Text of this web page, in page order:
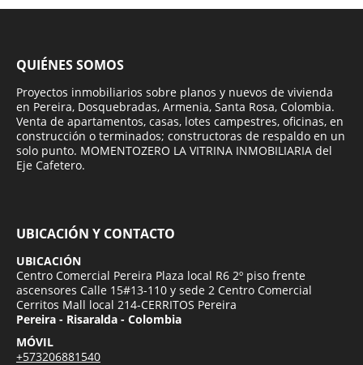
QUIÉNES SOMOS
Proyectos inmobiliarios sobre planos y nuevos de vivienda
en Pereira, Dosquebradas, Armenia, Santa Rosa, Colombia.
Venta de apartamentos, casas, lotes campestres, oficinas, en
construcción o terminados; constructoras de respaldo en un
solo punto. MOMENTOZERO LA VITRINA INMOBILIARIA del
Eje Cafetero.
UBICACIÓN Y CONTACTO
UBICACIÓN
Centro Comercial Pereira Plaza local R6 2º piso frente
ascensores Calle 15#13-110 y sede 2 Centro Comercial
Cerritos Mall local 214-CERRITOS Pereira
Pereira - Risaralda - Colombia
MÓVIL
+573206881540